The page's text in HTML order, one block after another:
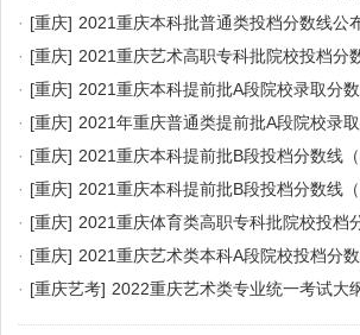
· [重庆] 2021重庆本科批普通类投档分数线公
· [重庆] 2021重庆艺术高职专科批院校投档分
· [重庆] 2021重庆本科提前批A段院校录取分
· [重庆] 2021年重庆普通类提前批A段院校录
· [重庆] 2021重庆本科提前批B段投档分数线（
· [重庆] 2021重庆本科提前批B段投档分数线
· [重庆] 2021重庆体育类高职专科批院校投档
· [重庆] 2021重庆艺术类本科A段院校投档分
· [重庆艺考] 2022重庆艺术类专业统一考试大